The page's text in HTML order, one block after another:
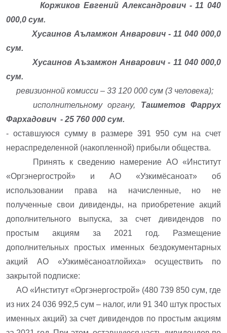
Коржиков Евгений Александрович - 11 040
000,0 сум.
Хусаинов Аъламжон Анварович - 11 040 000,0
сум.
Хусаинов Аъзамжон Анварович - 11 040 000,0
сум.
ревизионной комисси – 33 120 000 сум (3 человека);
исполнительному органу, Ташметов Фаррух
Фархадович - 25 760 000 сум.
- оставшуюся сумму в размере 391 950 сум на счет
нераспределенной (накопленной) прибыли общества.
Принять к сведению намерение АО «Институт
«Оргэнергострой» и АО «Узкимёсаноат» об
использовании права на начисленные, но не
полученные свои дивиденды, на приобретение акций
дополнительного выпуска, за счет дивидендов по
простым акциям за 2021 год. Размещение
дополнительных простых именных бездокументарных
акций АО «Узкимёсаноатлойиха» осуществить по
закрытой подписке:
АО «Институт «Оргэнергострой» (480 739 850 сум, где
из них 24 036 992,5 сум – налог, или 91 340 штук простых
именных акций) за счет дивидендов по простым акциям